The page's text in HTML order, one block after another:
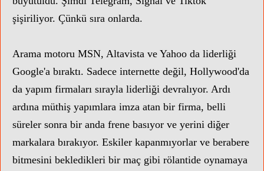
şişiriliyor. Çünkü sıra onlarda.
Arama motoru MSN, Altavista ve Yahoo da liderliği
Google'a bıraktı. Sadece internette değil, Hollywood'da
da yapım firmaları sırayla liderliği devralıyor. Ardı
ardına müthiş yapımlara imza atan bir firma, belli
süreler sonra bir anda frene basıyor ve yerini diğer
markalara bırakıyor. Eskiler kapanmıyorlar ve berabere
bitmesini bekledikleri bir maç gibi rölantide oynamaya